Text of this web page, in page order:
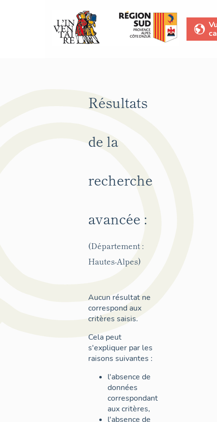
Résultats
de la
recherche
avancée :
(Département :
Hautes-Alpes)
Aucun résultat ne
correspond aux
critères saisis.
Cela peut
s'expliquer par les
raisons suivantes :
l'absence de
données
correspondant
aux critères,
l'absence de